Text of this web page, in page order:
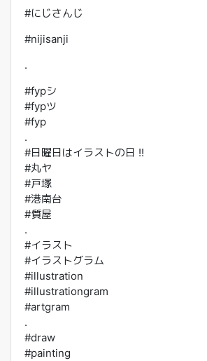
#にじさんじ
#nijisanji
.
#fypシ
#fypツ
#fyp
.
#日曜日はイラストの日 !!
#丸ヤ
#戸塚
#港南台
#質屋
.
#イラスト
#イラストグラム
#illustration
#illustrationgram
#artgram
.
#draw
#painting